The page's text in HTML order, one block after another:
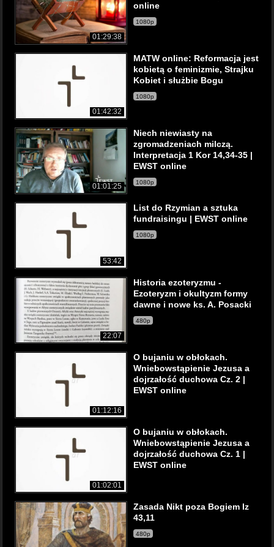
01:29:38
online
1080p
01:42:32
MATW online: Reformacja jest
kobietą o feminizmie, Strajku
Kobiet i służbie Bogu
1080p
01:01:25
Niech niewiasty na
zgromadzeniach milczą.
Interpretacja 1 Kor 14,34-35 |
EWST online
1080p
53:42
List do Rzymian a sztuka
fundraisingu | EWST online
1080p
22:07
Historia ezoteryzmu -
Ezoteryzm i okultyzm formy
dawne i nowe ks. A. Posacki
480p
01:12:16
O bujaniu w obłokach.
Wniebowstąpienie Jezusa a
dojrzałość duchowa Cz. 2 |
EWST online
01:02:01
O bujaniu w obłokach.
Wniebowstąpienie Jezusa a
dojrzałość duchowa Cz. 1 |
EWST online
Zasada Nikt poza Bogiem Iz
43,11
480p